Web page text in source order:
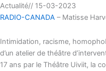
Actualité// 15-03-2023
RADIO-CANADA – Matisse
Intimidation, racisme,
d’un atelier de théâtre
17 ans par le Théâtre Uiviit, la